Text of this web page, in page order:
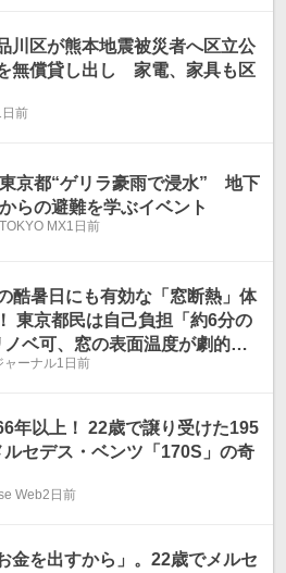
川区が熊本地震被災者へ区立公
無償貸し出し 家電、家具も区
日前
東京都“ゲリラ豪雨で浸水” 地下
からの避難を学ぶイベント
TOKYO MX1日前
酷暑日にも有効な「窓断熱」体
東京都民は自己負担「約6分の
ノベ可、窓の表面温度が劇的に
力がすごすぎた
ャーナル1日前
年以上！ 22歳で譲り受けた195
ルセデス・ベンツ「170S」の奇
Web2日前
金を出すから」。22歳でメルセ